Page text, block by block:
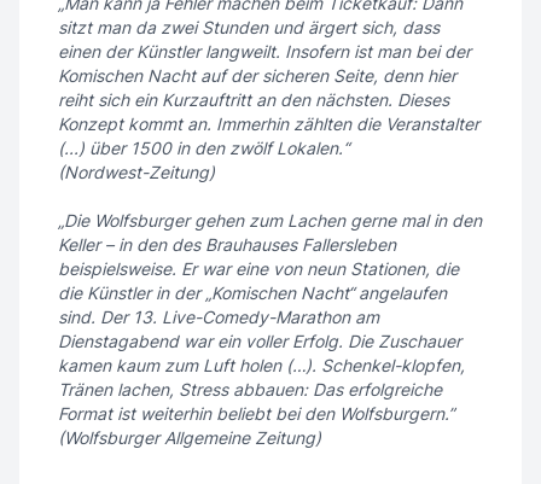
sitzt man da zwei Stunden und ärgert sich, dass
einen der Künstler langweilt. Insofern ist man bei der
Komischen Nacht auf der sicheren Seite, denn hier
reiht sich ein Kurzauftritt an den nächsten. Dieses
Konzept kommt an. Immerhin zählten die Veranstalter
(...) über 1500 in den zwölf Lokalen.“
(Nordwest-Zeitung)
„Die Wolfsburger gehen zum Lachen gerne mal in den
Keller – in den des Brauhauses Fallersleben
beispielsweise. Er war eine von neun Stationen, die
die Künstler in der „Komischen Nacht“ angelaufen
sind. Der 13. Live-Comedy-Marathon am
Dienstagabend war ein voller Erfolg. Die Zuschauer
kamen kaum zum Luft holen (…). Schenkel-klopfen,
Tränen lachen, Stress abbauen: Das erfolgreiche
Format ist weiterhin beliebt bei den Wolfsburgern.”
(Wolfsburger Allgemeine Zeitung)